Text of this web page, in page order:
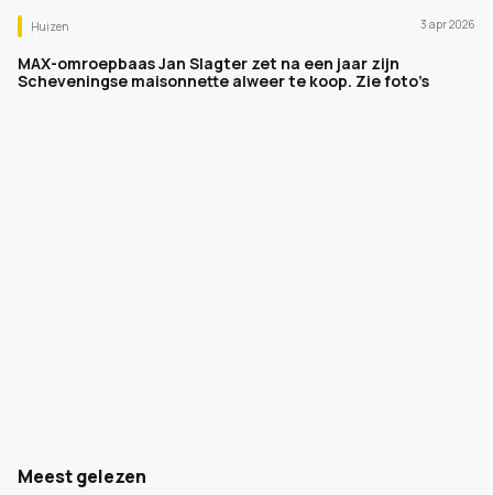
Huizen 3 apr 2026
MAX-omroepbaas Jan Slagter zet na een jaar zijn
Scheveningse maisonnette alweer te koop. Zie foto’s
Meest gelezen